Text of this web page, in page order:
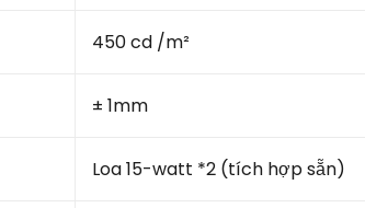
450 cd /m²
± 1mm
Loa 15-watt *2 (tích hợp sẵn)